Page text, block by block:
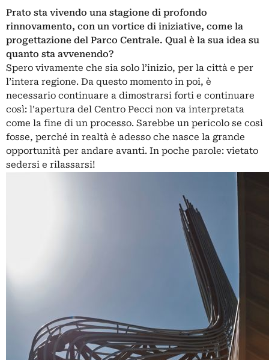
Prato sta vivendo una stagione di profondo
rinnovamento, con un vortice di iniziative, come la
progettazione del Parco Centrale. Qual è la sua idea su
quanto sta avvenendo?
Spero vivamente che sia solo l’inizio, per la città e per
l’intera regione. Da questo momento in poi, è
necessario continuare a dimostrarsi forti e continuare
così: l’apertura del Centro Pecci non va interpretata
come la fine di un processo. Sarebbe un pericolo se così
fosse, perché in realtà è adesso che nasce la grande
opportunità per andare avanti. In poche parole: vietato
sedersi e rilassarsi!